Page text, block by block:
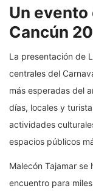
Un evento
Cancún
La presentación de
centrales del
más esperadas del
días, locales y
actividades
espacios públicos
Malecón Tajamar
encuentro para